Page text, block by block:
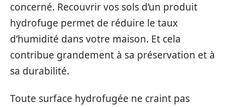
concerné. Recouvrir vos sols d’un produit
hydrofuge permet de réduire le taux
d’humidité dans votre maison. Et cela
contribue grandement à sa préservation et à
sa durabilité.
Toute surface hydrofugée ne craint pas